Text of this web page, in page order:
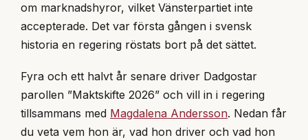
om marknadshyror, vilket Vänsterpartiet inte
accepterade. Det var första gången i svensk
historia en regering röstats bort på det sättet.
Fyra och ett halvt år senare driver Dadgostar
parollen ”Maktskifte 2026” och vill in i regering
tillsammans med Magdalena Andersson. Nedan får
du veta vem hon är, vad hon driver och vad hon